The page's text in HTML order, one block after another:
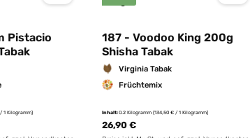
Pistacio
1 Kilogramm)
187 - Voodoo King 200g
Shisha Tabak
Virginia Tabak
Früchtemix
Inhalt:0.2 Kilogramm (134,50 € / 1 Kilogramm)
26,90 €